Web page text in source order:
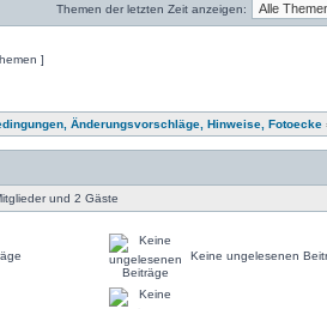
Themen der letzten Zeit anzeigen:
]
Änderungsvorschläge, Hinweise, Fotoecke
und 2 Gäste
Keine ungelesenen